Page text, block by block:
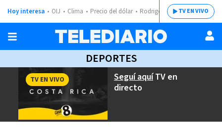
Hoy interesa OIJ Clima Precio del dólar Rodrigo ChavesTV EN VIVO
DEPORTES
Seguí aquíTV en
directo
TV EN VIVO